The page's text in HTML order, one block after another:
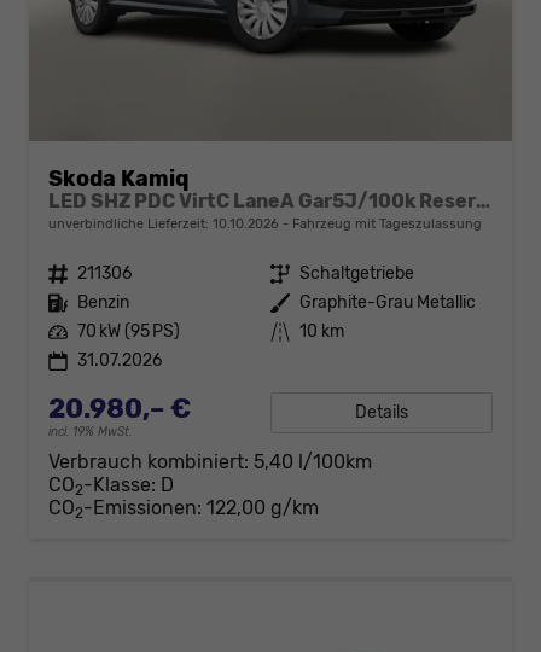
Skoda Kamiq
LED SHZ PDC VirtC LaneA Gar5J/100k Reserve
unverbindliche Lieferzeit: 10.10.2026 Fahrzeug mit Tageszulassung
Fahrzeugnr. 211306 Getriebe Schaltgetriebe
Kraftstoff Benzin Außenfarbe Graphite-Grau Metallic
Leistung 70 kW (95 PS) Kilometerstand 10 km
31.07.2026
20.980,– €
incl. 19% MwSt.
Details
Verbrauch kombiniert: 5,40 l/100km
CO2-Klasse: D
CO2-Emissionen: 122,00 g/km